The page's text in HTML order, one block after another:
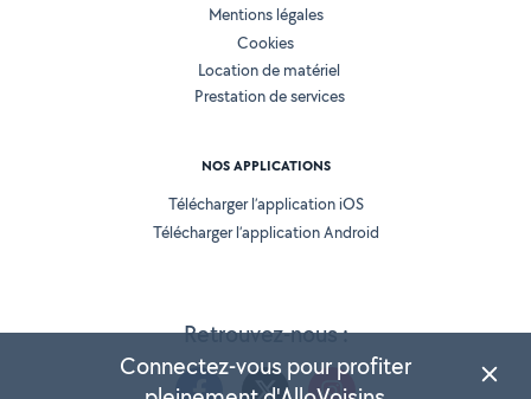
Retrouvez-nous :
Mentions légales
Cookies
Location de matériel
Prestation de services
NOS APPLICATIONS
Télécharger l’application iOS
Télécharger l’application Android
Connectez-vous pour profiter